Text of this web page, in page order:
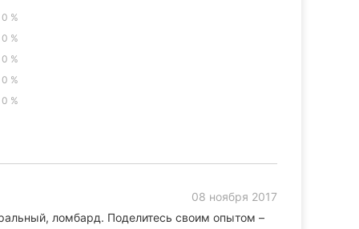
0 %
0 %
0 %
0 %
0 %
08 ноября 2017
ломбард. Поделитесь своим опытом –